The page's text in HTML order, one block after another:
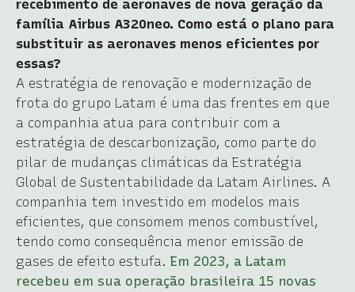
recebimento de aeronaves de nova geração da
família Airbus A320neo. Como está o plano para
substituir as aeronaves menos eficientes por
essas?
A estratégia de renovação e modernização de
frota do grupo Latam é uma das frentes em que
a companhia atua para contribuir com a
estratégia de descarbonização, como parte do
pilar de mudanças climáticas da Estratégia
Global de Sustentabilidade da Latam Airlines. A
companhia tem investido em modelos mais
eficientes, que consomem menos combustível,
tendo como consequência menor emissão de
gases de efeito estufa. Em 2023, a Latam
recebeu em sua operação brasileira 15 novas